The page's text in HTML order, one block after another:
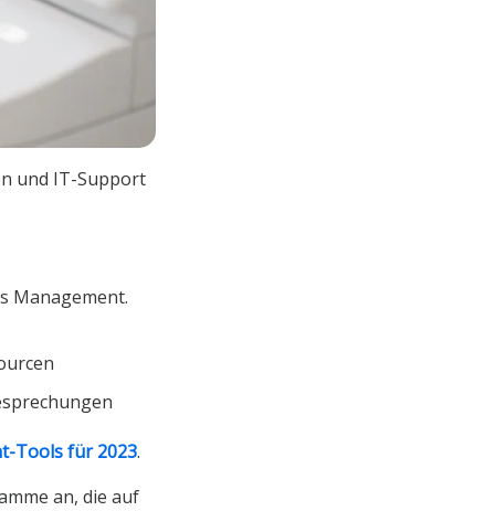
und IT-Support
Management.
Tools für 2023.
an, die auf